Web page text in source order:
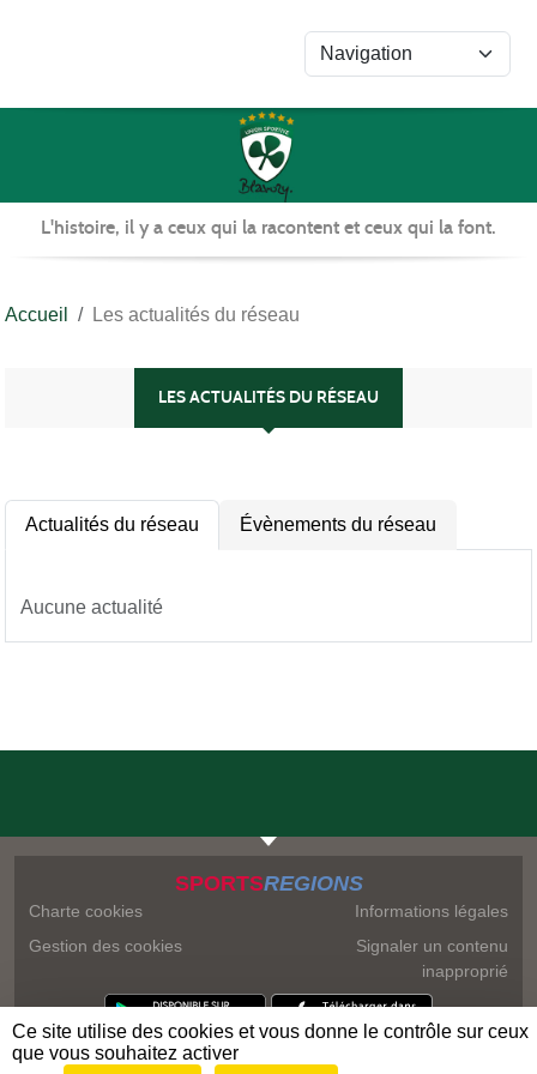
L'histoire, il y a ceux qui la racontent et ceux qui la font.
Accueil Les actualités du réseau
LES ACTUALITÉS DU RÉSEAU
Actualités du réseau Évènements du réseau
Aucune actualité
SPORTSREGIONS
Charte cookies
Gestion des cookies
Informations légales
Signaler un contenu
inapproprié
Ce site utilise des cookies et vous donne le contrôle sur ceux
que vous souhaitez activer